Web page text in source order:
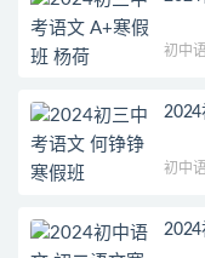
初中
2024
初中
2024